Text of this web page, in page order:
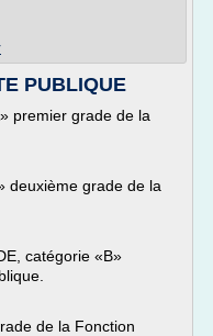
PUBLIQUE
premier grade de la
deuxième grade de la
catégorie «B»
de la Fonction